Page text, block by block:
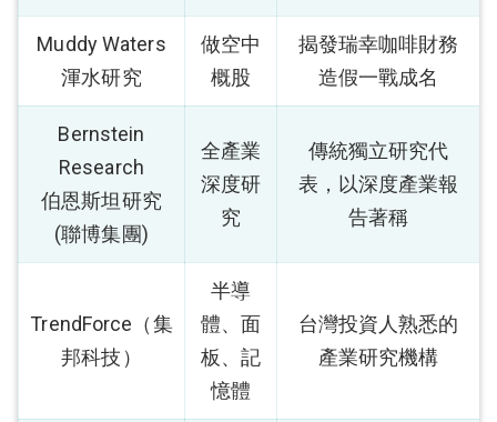
Muddy Waters
渾水研究
做空中
概股
揭發瑞幸咖啡財務
造假一戰成名
Bernstein
Research
伯恩斯坦研究
(聯博集團)
全產業
深度研
究
傳統獨立研究代
表，以深度產業報
告著稱
TrendForce（集
邦科技）
半導
體、面
板、記
憶體
台灣投資人熟悉的
產業研究機構